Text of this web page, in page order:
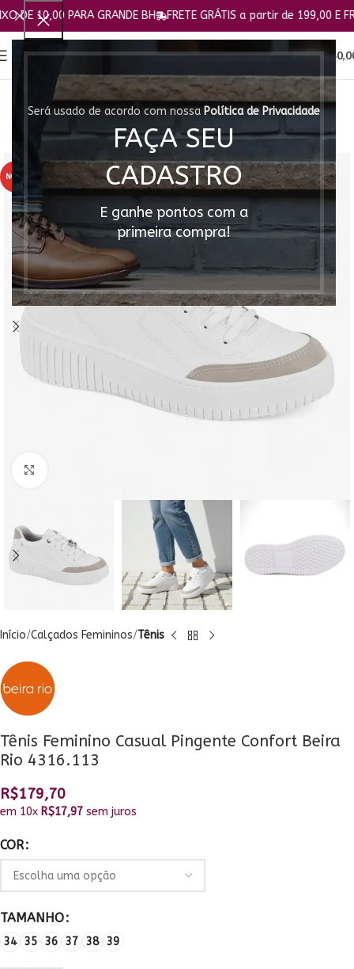
Será usado de acordo com nossaPolítica de Privacidade
FAÇA SEU
CADASTRO
E ganhe pontos com a
primeira compra!
MENU R$
NOVO
Início Calçados Femininos Tênis
Tênis Feminino Casual Pingente Confort Beira
Rio 4316.113
R$179,70
em 10x R$17,97 sem juros
COR
TAMANHO
34 35 36 37 38 39
PARA GRANDE BH FRETE GRÁTIS a partir de 199,00 E FRETE